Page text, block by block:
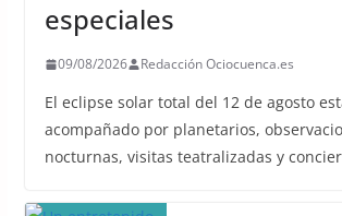
especiales
09/08/2026 Redacción Ociocuenca.es
El eclipse solar total del 12 de agosto
acompañado por planetarios,
nocturnas, visitas teatralizadas y